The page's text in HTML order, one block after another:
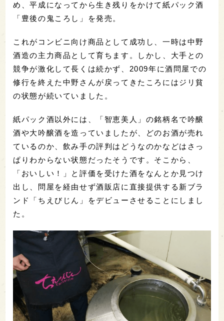
め、平成になってから生き残りをかけて紙パック酒
「豊後の鬼ころし」を発売。
これがコンビニ向け商品として成功し、一時は中野
酒造の主力商品として育ちます。しかし、大手との
競争が激化して長くは続かず、2009年に酒問屋での
修行を終えた中野さんが戻ってきたころにはジリ貧
の状態が続いていました。
紙パック酒以外には、「智恵美人」の銘柄名で吟醸
酒や大吟醸酒を造っていましたが、どのお酒が売れ
ているのか、飲み手の評判はどうなのかなどはさっ
ぱりわからない状態だったそうです。そこから、
「おいしい！」と評価を受けた酒をなんとか見つけ
出し、問屋を経由せず酒販店に直接提供する新ブラ
ンド「ちえびじん」をデビューさせることにしまし
た。